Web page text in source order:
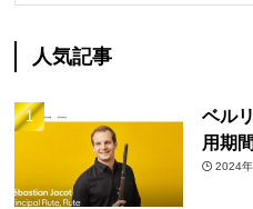
人気記事
ベル
用期
2024